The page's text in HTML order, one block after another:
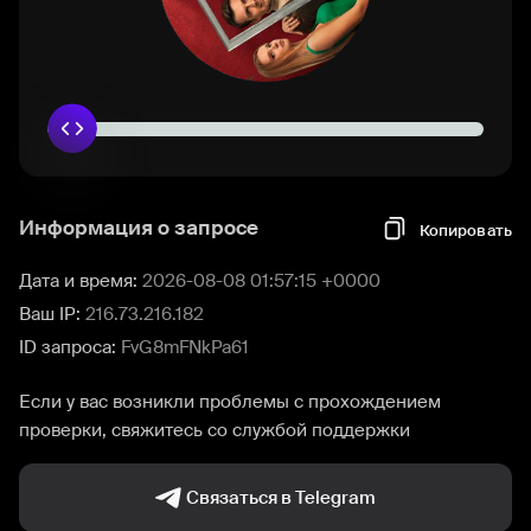
Информация о запросе Копировать
Дата и время: 2026-08-08 01:57:15 +0000
Ваш IP: 216.73.216.182
ID запроса: FvG8mFNkPa61
Если у вас возникли проблемы с прохождением
проверки, свяжитесь со службой поддержки
Связаться в Telegram